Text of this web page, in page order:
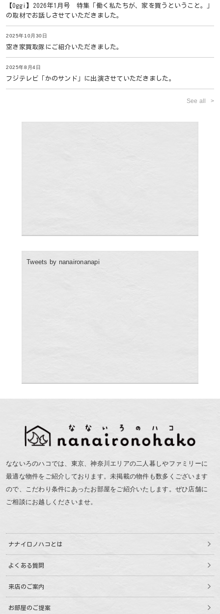
【Oggi】2026年1月号 特集「働く私たちが、家を買うということ。」
の取材でお話しさせていただきました。
2025年10月30日
空き家買取隊にご紹介いただきました。
2025年8月4日
フジテレビ「かのサンド」に出演させていただきました。
See all
Tweets by nanaironanapi
なないろのハコでは、東京、神奈川エリアの二人暮しやファミリーに
最適な物件をご紹介しております。未掲載の物件も数多くございます
ので、こだわり条件にあったお部屋をご紹介いたします。ぜひ店舗に
ご相談にお越しくださいませ。
ナナイロノハコとは
よくある質問
来店のご案内
お部屋のご提案